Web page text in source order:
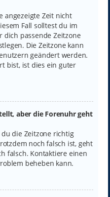
angezeigte Zeit nicht
Fall solltest du im
dich passende Zeitzone
Die Zeitzone kann
geändert werden.
bist, ist dies ein guter
aber die Forenuhr geht
die Zeitzone richtig
noch falsch ist, geht
falsch. Kontaktiere einen
beheben kann.